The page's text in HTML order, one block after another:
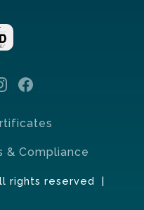
rights reserved |
& Compliance